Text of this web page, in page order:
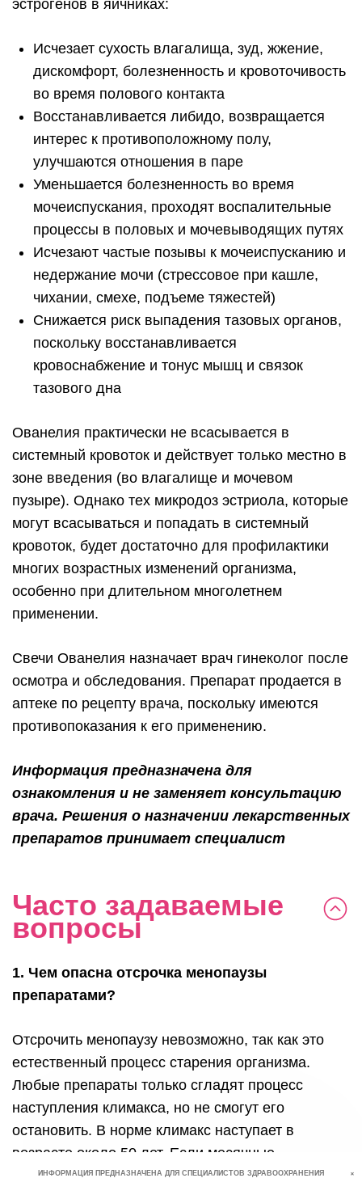
эстрогенов в яичниках:
Исчезает сухость влагалища, зуд, жжение,
дискомфорт, болезненность и кровоточивость
во время полового контакта
Восстанавливается либидо, возвращается
интерес к противоположному полу,
улучшаются отношения в паре
Уменьшается болезненность во время
мочеиспускания, проходят воспалительные
процессы в половых и мочевыводящих путях
Исчезают частые позывы к мочеиспусканию и
недержание мочи (стрессовое при кашле,
чихании, смехе, подъеме тяжестей)
Снижается риск выпадения тазовых органов,
поскольку восстанавливается
кровоснабжение и тонус мышц и связок
тазового дна
Ованелия практически не всасывается в
системный кровоток и действует только местно в
зоне введения (во влагалище и мочевом
пузыре). Однако тех микродоз эстриола, которые
могут всасываться и попадать в системный
кровоток, будет достаточно для профилактики
многих возрастных изменений организма,
особенно при длительном многолетнем
применении.
Свечи Ованелия назначает врач гинеколог после
осмотра и обследования. Препарат продается в
аптеке по рецепту врача, поскольку имеются
противопоказания к его применению.
Информация предназначена для
ознакомления и не заменяет консультацию
врача. Решения о назначении лекарственных
препаратов принимает специалист
Часто задаваемые
вопросы
1. Чем опасна отсрочка менопаузы
препаратами?
Отсрочить менопаузу невозможно, так как это
естественный процесс старения организма.
Любые препараты только сгладят процесс
наступления климакса, но не смогут его
остановить. В норме климакс наступает в
возрасте около 50 лет. Если месячные
продолжаются у женщины старше 55 лет, то это
+
ИНФОРМАЦИЯ ПРЕДНАЗНАЧЕНА ДЛЯ СПЕЦИАЛИСТОВ ЗДРАВООХРАНЕНИЯ